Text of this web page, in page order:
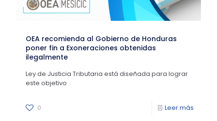
OEA recomienda al Gobierno de Honduras
poner fin a Exoneraciones obtenidas
ilegalmente
Ley de Justicia Tributaria está diseñada para lograr
este objetivo
0 Leer más